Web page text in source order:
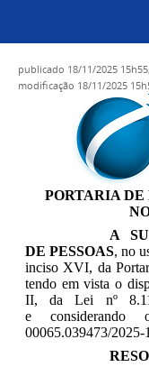
publicado 18/11/2025 15h55,
modificação 18/11/2025
PORTARIA DE
A
DE PESSOAS, no
inciso XVI, da
tendo em vista o
II, da Lei nº
e
00065.039473/2025-